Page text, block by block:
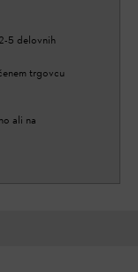
5 delovnih
trgovcu
ali na